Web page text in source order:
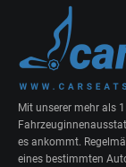
Mit unserer mehr als
es ankommt.
eines bestimmten